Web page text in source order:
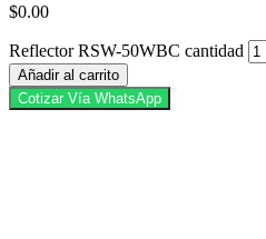
$0.00
Reflector RSW-50WBC cantidad
Añadir al carrito
Cotizar Vía WhatsApp